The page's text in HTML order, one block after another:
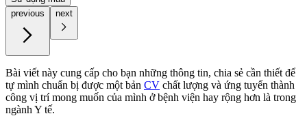
previous
next
Bài viết này cung cấp cho bạn những thông tin, chia sẻ cần thiết để
tự mình chuẩn bị được một bản CV chất lượng và ứng tuyển thành
công vị trí mong muốn của mình ở bệnh viện hay rộng hơn là trong
ngành Y tế.